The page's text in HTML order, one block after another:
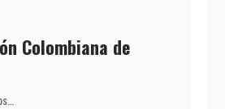
Colombiana de